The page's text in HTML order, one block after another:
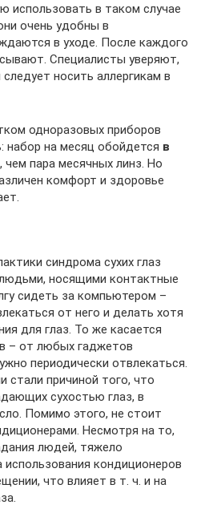
использовать в таком случае
очень удобны в
в уходе. После каждого
Специалисты уверяют,
носить аллергикам в
одноразовых приборов
набор на месяц обойдется в
, чем пара месячных линз. Но
комфорт и здоровье
синдрома сухих глаз
носящими контактные
сидеть за компьютером –
от него и делать хотя
для глаз. То же касается
– от любых гаджетов
периодически отвлекаться.
стали причиной того, что
сухостью глаз, в
Помимо этого, не стоит
Несмотря на то,
людей, тяжело
кондиционеров
что влияет в т. ч. и на